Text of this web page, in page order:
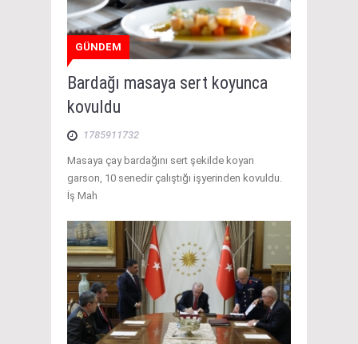
GÜNDEM
Bardağı masaya sert koyunca
kovuldu
1785911732
Masaya çay bardağını sert şekilde koyan
garson, 10 senedir çalıştığı işyerinden kovuldu.
İş Mah